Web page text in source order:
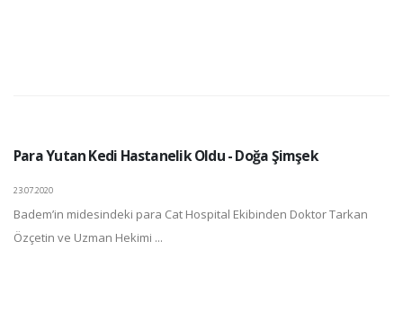
Para Yutan Kedi Hastanelik Oldu - Doğa Şimşek
23.07.2020
Badem’in midesindeki para Cat Hospital Ekibinden Doktor Tarkan
Özçetin ve Uzman Hekimi ...